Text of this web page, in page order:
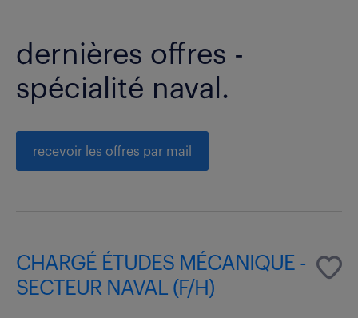
dernières offres -
spécialité naval.
recevoir les offres par mail
CHARGÉ ÉTUDES MÉCANIQUE -
SECTEUR NAVAL (F/H)